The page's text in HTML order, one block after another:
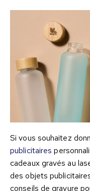
Si vous souhaitez
publicitaires
cadeaux gravés au
des objets
conseils de gravure